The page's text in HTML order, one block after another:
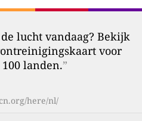
lucht vandaag? Bekijk
voor
landen.”
here/nl/